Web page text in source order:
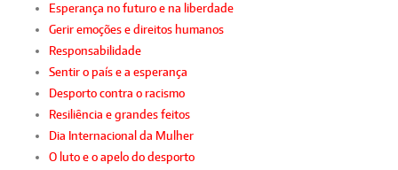
Esperança no futuro e na liberdade
Gerir emoções e direitos humanos
Responsabilidade
Sentir o país e a esperança
Desporto contra o racismo
Resiliência e grandes feitos
Dia Internacional da Mulher
O luto e o apelo do desporto